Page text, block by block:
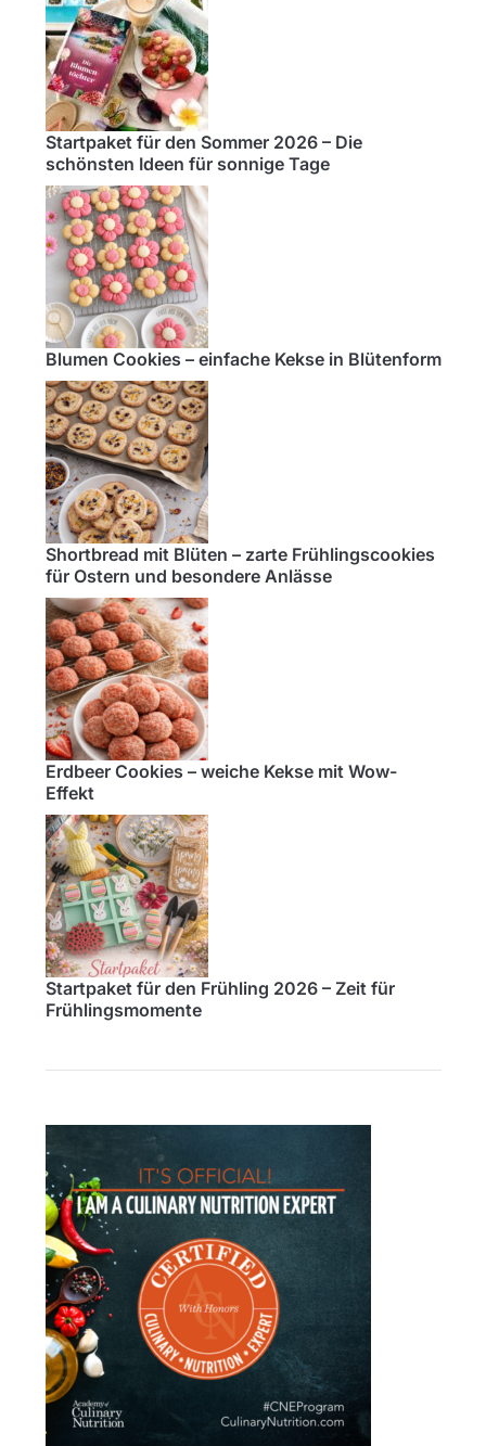
Startpaket für den Sommer 2026 – Die
schönsten Ideen für sonnige Tage
Blumen Cookies – einfache Kekse in Blütenform
Shortbread mit Blüten – zarte Frühlingscookies
für Ostern und besondere Anlässe
Erdbeer Cookies – weiche Kekse mit Wow-
Effekt
Startpaket für den Frühling 2026 – Zeit für
Frühlingsmomente